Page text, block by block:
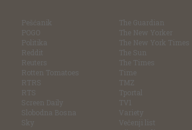
Pešćanik
POGO
Politika
Reddit
Reuters
Rotten Tomatoes
RTRS
RTS
Screen Daily
Slobodna Bosna
Sky
The Guardian
The New Yorker
The New York Times
The Sun
The Times
Time
TMZ
Tportal
TV1
Variety
Večenji list